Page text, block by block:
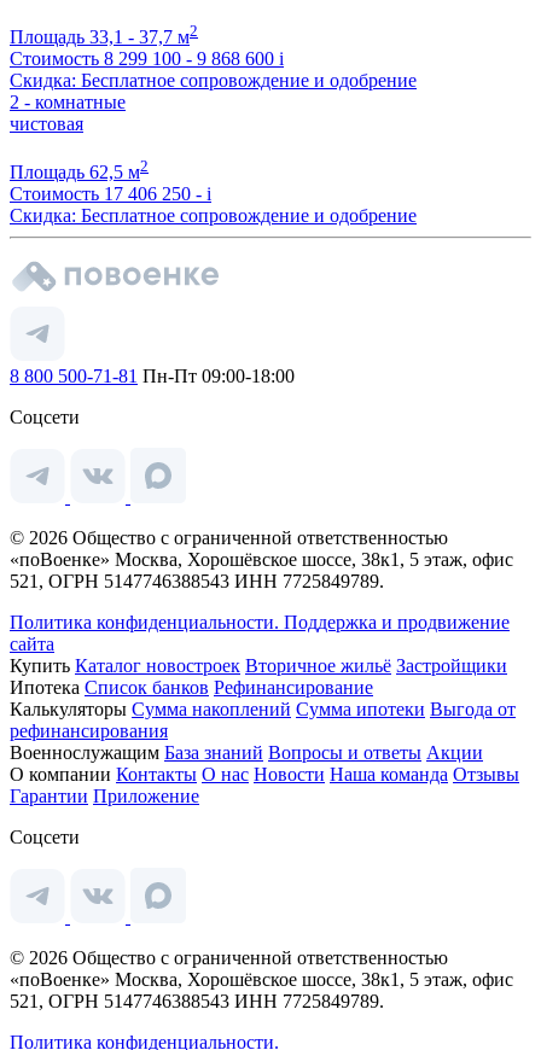
Площадь 33,1 - 37,7 м2
Стоимость 8 299 100 - 9 868 600 i
Скидка: Бесплатное сопровождение и одобрение
2 - комнатные
чистовая
Площадь 62,5 м2
Стоимость 17 406 250 - i
Скидка: Бесплатное сопровождение и одобрение
8 800 500-71-81 Пн-Пт 09:00-18:00
Соцсети
© 2026 Общество с ограниченной ответственностью
«поВоенке» Москва, Хорошёвское шоссе, 38к1, 5 этаж, офис
521, ОГРН 5147746388543 ИНН 7725849789.
Политика конфиденциальности. Поддержка и продвижение
сайта
Купить Каталог новостроек Вторичное жильё Застройщики
Ипотека Список банков Рефинансирование
Калькуляторы Сумма накоплений Сумма ипотеки Выгода от
рефинансирования
Военнослужащим База знаний Вопросы и ответы Акции
О компании Контакты О нас Новости Наша команда Отзывы
Гарантии Приложение
Соцсети
© 2026 Общество с ограниченной ответственностью
«поВоенке» Москва, Хорошёвское шоссе, 38к1, 5 этаж, офис
521, ОГРН 5147746388543 ИНН 7725849789.
Политика конфиденциальности.